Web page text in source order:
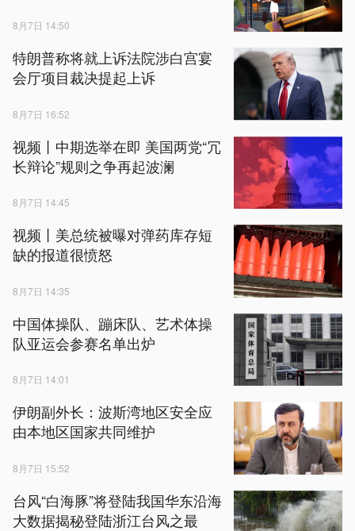
8月7日 14:50
特朗普称将就上诉法院涉白宫宴
会厅项目裁决提起上诉
8月7日 16:52
视频丨中期选举在即 美国两党“冗
长辩论”规则之争再起波澜
8月7日 14:45
视频丨美总统被曝对弹药库存短
缺的报道很愤怒
8月7日 14:35
中国体操队、蹦床队、艺术体操
队亚运会参赛名单出炉
8月7日 14:01
伊朗副外长：波斯湾地区安全应
由本地区国家共同维护
8月7日 15:52
台风“白海豚”将登陆我国华东沿海
大数据揭秘登陆浙江台风之最